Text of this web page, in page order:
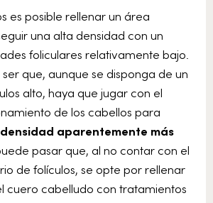
es posible rellenar un área
una alta densidad con un
foliculares relativamente bajo.
que, aunque se disponga de un
alto, haya que jugar con el
de los cabellos para
aparentemente más
pasar que, al no contar con el
de folículos, se opte por rellenar
cuero cabelludo con tratamientos